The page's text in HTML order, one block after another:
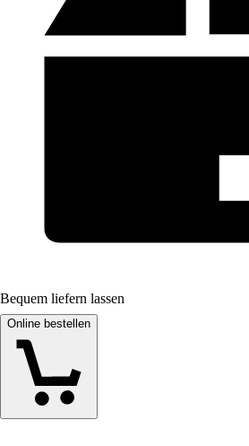
Bequem liefern lassen
Online bestellen